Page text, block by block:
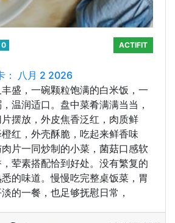
0
ACTIFIT
： 八月 2 2026
盛，一碗颗粒饱满的白米饭，一
温润适口。盘中菜肴满满当当，
摆放，外皮焦香泛红，肉质鲜
红，外壳酥脆，吃起来鲜香味
片一同炒制的小菜，菌菇口感软
荤素搭配恰到好处。没有繁复的
的味道。慢慢吃完整桌饭菜，胃
的一餐，也足够抚慰日常，